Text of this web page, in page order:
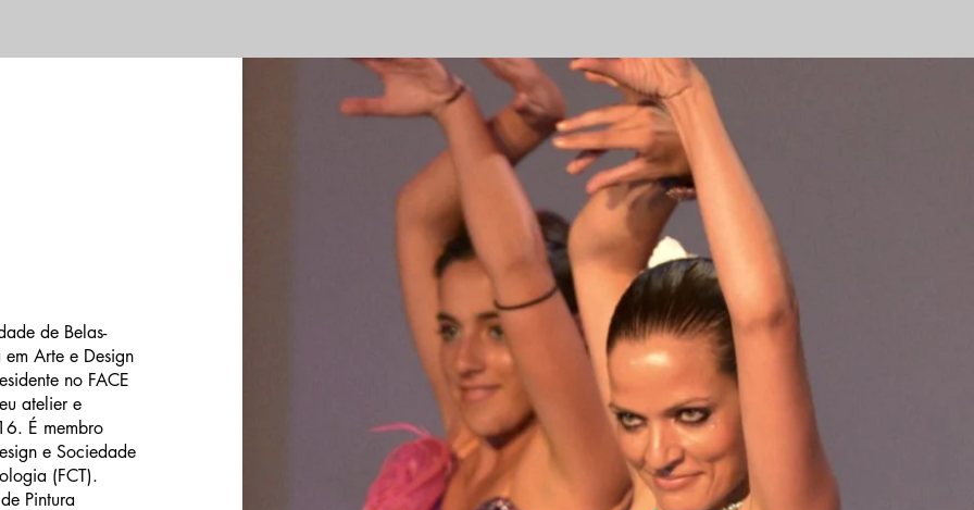
de Belas-
Arte e Design
no FACE
atelier e
É membro
e Sociedade
(FCT).
Pintura